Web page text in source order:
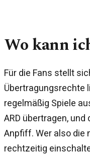
Wo kann
Für die Fans stellt
Übertragungsrechte
regelmäßig Spiele
ARD übertragen,
Anpfiff. Wer also die
rechtzeitig